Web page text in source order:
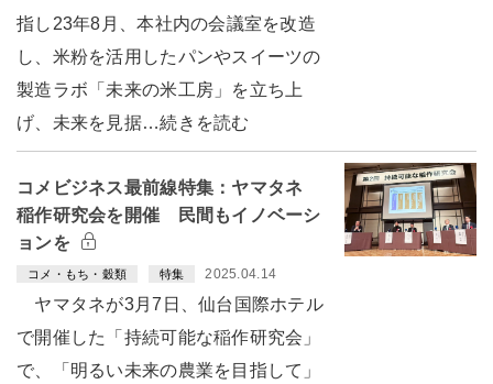
指し23年8月、本社内の会議室を改造
し、米粉を活用したパンやスイーツの
製造ラボ「未来の米工房」を立ち上
げ、未来を見据…続きを読む
コメビジネス最前線特集：ヤマタネ
稲作研究会を開催 民間もイノベーシ
ョンを
コメ・もち・穀類 特集 2025.04.14
ヤマタネが3月7日、仙台国際ホテル
で開催した「持続可能な稲作研究会」
で、「明るい未来の農業を目指して」